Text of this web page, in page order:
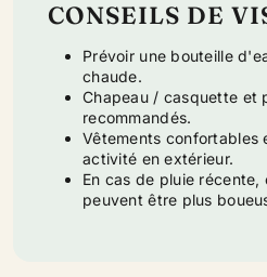
CONSEILS DE
Prévoir une bouteille
chaude.
Chapeau / casquette et
recommandés.
Vêtements confortables
activité en extérieur.
En cas de pluie récente,
peuvent être plus